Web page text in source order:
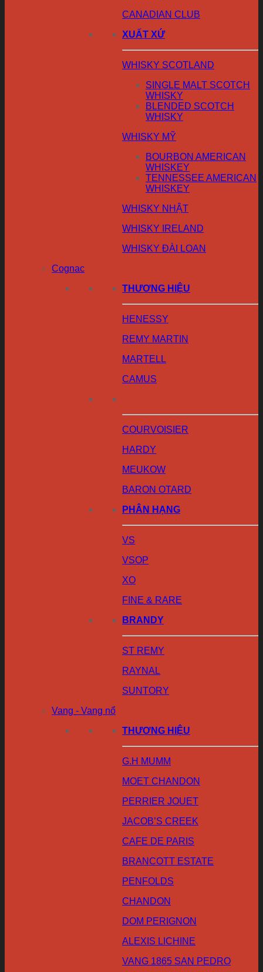
CANADIAN CLUB
XUẤT XỨ
WHISKY SCOTLAND
SINGLE MALT SCOTCH
WHISKY
BLENDED SCOTCH
WHISKY
WHISKY MỸ
BOURBON AMERICAN
WHISKEY
TENNESSEE AMERICAN
WHISKEY
WHISKY NHẬT
WHISKY IRELAND
WHISKY ĐÀI LOAN
Cognac
THƯƠNG HIỆU
HENESSY
REMY MARTIN
MARTELL
CAMUS
COURVOISIER
HARDY
MEUKOW
BARON OTARD
PHÂN HẠNG
VS
VSOP
XO
FINE & RARE
BRANDY
ST REMY
RAYNAL
SUNTORY
Vang - Vang nổ
THƯƠNG HIỆU
G.H MUMM
MOET CHANDON
PERRIER JOUET
JACOB’S CREEK
CAFE DE PARIS
BRANCOTT ESTATE
PENFOLDS
CHANDON
DOM PERIGNON
ALEXIS LICHINE
VANG 1865 SAN PEDRO